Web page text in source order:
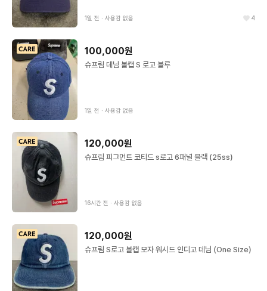
1일 전 ∙ 사용감 없음 4
100,000원
슈프림 데님 볼캡 S 로고 블루
1일 전 ∙ 사용감 없음
120,000원
슈프림 피그먼트 코티드 s로고 6패널 블랙 (25ss)
16시간 전 ∙ 사용감 없음
120,000원
슈프림 S로고 볼캡 모자 워시드 인디고 데님 (One Size)